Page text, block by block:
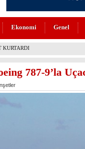
Ekonomi Genel
YAPAY ZEKA DEVRİMİ
787-9’la